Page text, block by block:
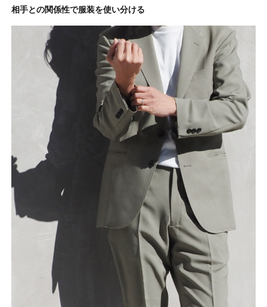
相手との関係性で服装を使い分ける